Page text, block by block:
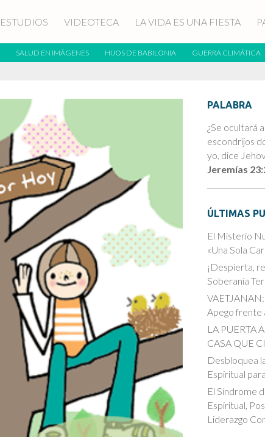
ESTUDIOS VIDEOTECA LA VIDA ES UNA FIESTA
SALUD EN IMÁGENES HIJOS DE BABILONIA GUERRA CLIMÁTICA
PALABRA
¿Se ocultará
escondrijos
yo, dice
Jeremías
ÚLTIMAS
El Misterio
«Una Sola
¡Despierta,
Soberanía
Apego frente
LA PUERTA
CASA QUE
Desbloquea
Espiritual
El Síndrome
Espiritual,
Liderazgo